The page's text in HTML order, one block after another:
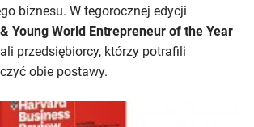
biznesu. W tegorocznej edycji
Young World Entrepreneur of the Year
przedsiębiorcy, którzy potrafili
obie postawy.